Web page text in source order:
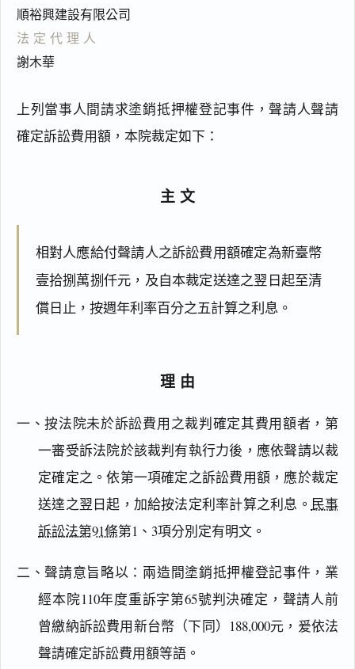
順裕興建設有限公司
法定代理人
謝木華
上列當事人間請求塗銷抵押權登記事件，聲請人聲請
確定訴訟費用額，本院裁定如下：
主文
相對人應給付聲請人之訴訟費用額確定為新臺幣
壹拾捌萬捌仟元，及自本裁定送達之翌日起至清
償日止，按週年利率百分之五計算之利息。
理由
一、按法院未於訴訟費用之裁判確定其費用額者，第
一審受訴法院於該裁判有執行力後，應依聲請以裁
定確定之。依第一項確定之訴訟費用額，應於裁定
送達之翌日起，加給按法定利率計算之利息。 民事
訴訟法第91條第1、3項分別定有明文。
二、聲請意旨略以：兩造間塗銷抵押權登記事件，業
經本院110年度重訴字第65號判決確定，聲請人前
曾繳納訴訟費用新台幣（下同）188,000元，爰依法
聲請確定訴訟費用額等語。
閱讀 研究